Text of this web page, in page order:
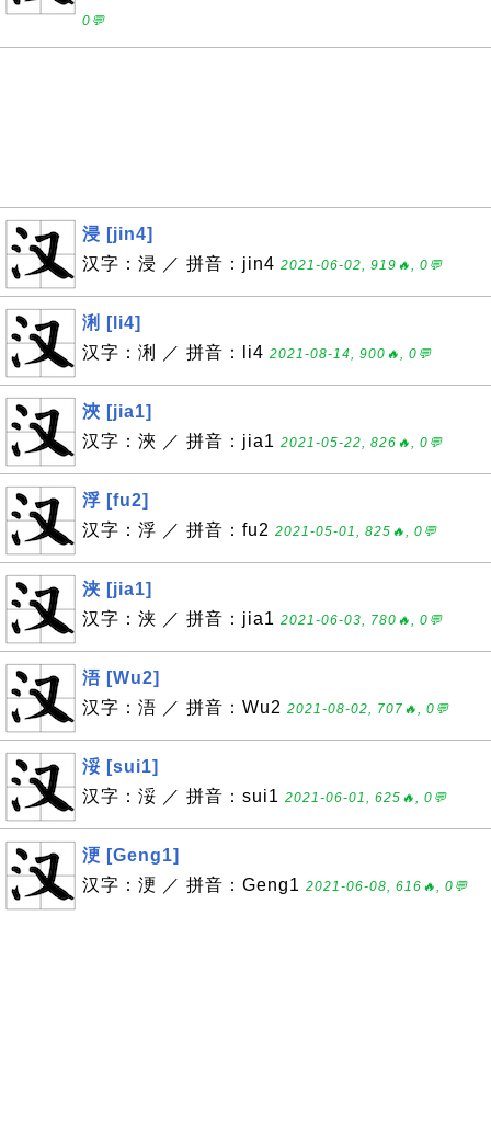
0💬
浸 [jin4]
汉字：浸 ／ 拼音：jin4 2021-06-02, 919🔥, 0💬
浰 [li4]
汉字：浰 ／ 拼音：li4 2021-08-14, 900🔥, 0💬
浹 [jia1]
汉字：浹 ／ 拼音：jia1 2021-05-22, 826🔥, 0💬
浮 [fu2]
汉字：浮 ／ 拼音：fu2 2021-05-01, 825🔥, 0💬
浃 [jia1]
汉字：浃 ／ 拼音：jia1 2021-06-03, 780🔥, 0💬
浯 [Wu2]
汉字：浯 ／ 拼音：Wu2 2021-08-02, 707🔥, 0💬
浽 [sui1]
汉字：浽 ／ 拼音：sui1 2021-06-01, 625🔥, 0💬
浭 [Geng1]
汉字：浭 ／ 拼音：Geng1 2021-06-08, 616🔥, 0💬